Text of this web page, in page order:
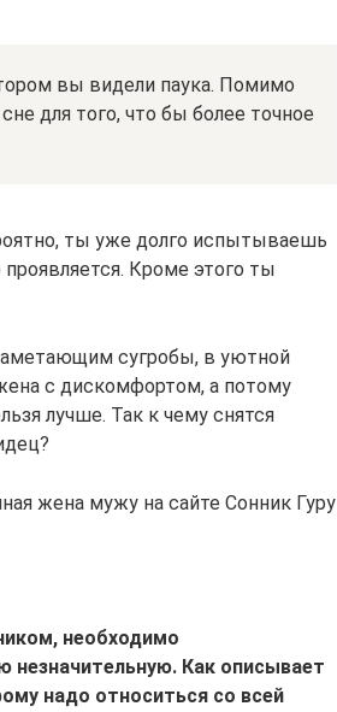
вы видели паука. Помимо
для того, что бы более точное
ты уже долго испытываешь
Кроме этого ты
сугробы, в уютной
с дискомфортом, а потому
лучше. Так к чему снятся
жена мужу на сайте Сонник Гуру
необходимо
незначительную. Как описывает
надо относиться со всей